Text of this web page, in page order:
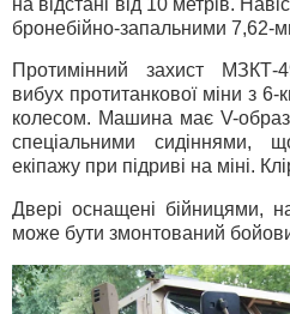
бронебійно-запальними 7,62-
Протимінний захист МЗКТ-
вибух протитанкової міни з
колесом. Машина має V-
спеціальними сидіннями,
екіпажу при підриві на міні.
Двері оснащені бійницями,
може бути змонтований